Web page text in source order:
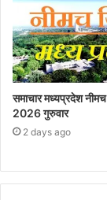
समाचार मध्यप्रदेश
2026 गुरुवार
2 days ago